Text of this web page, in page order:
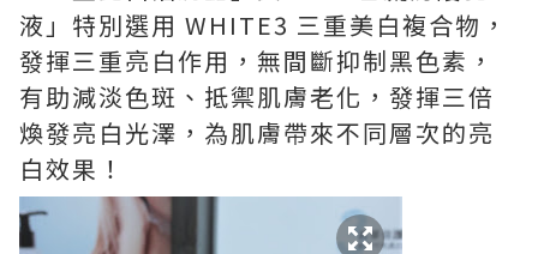
液」特別選用 WHITE3 三重美白複合物，
發揮三重亮白作用，無間斷抑制黑色素，
有助減淡色斑、抵禦肌膚老化，發揮三倍
煥發亮白光澤，為肌膚帶來不同層次的亮
白效果！